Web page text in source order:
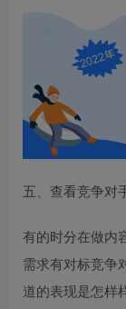
五、查看竞争对
有的时分在做内
需求有对标竞争
道的表现是怎样